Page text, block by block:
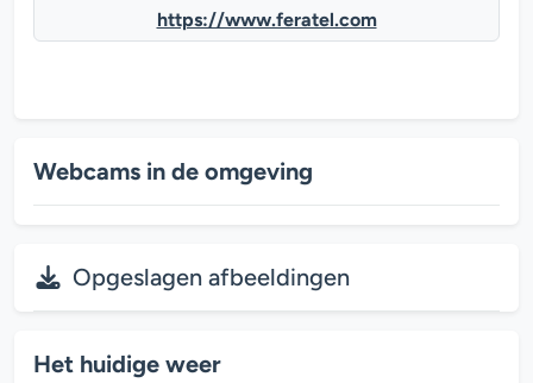
https://www.feratel.com
Webcams in de omgeving
Opgeslagen afbeeldingen
Het huidige weer